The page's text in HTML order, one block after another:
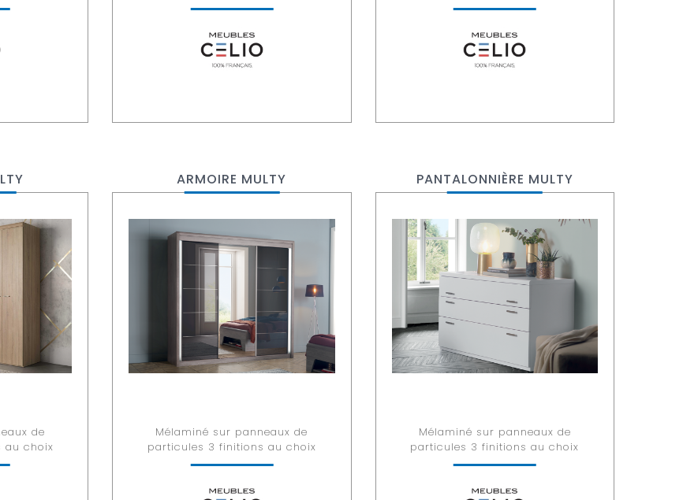
de
au choix
ARMOIRE MULTY
Mélaminé sur panneaux de
particules 3 finitions au choix
PANTALONNIÈRE MULTY
Mélaminé sur panneaux de
particules 3 finitions au choix